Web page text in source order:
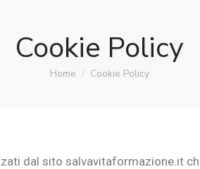
Cookie Policy
Tu sei qui:
Home Cookie Policy
dal sito salvavitaformazione.it